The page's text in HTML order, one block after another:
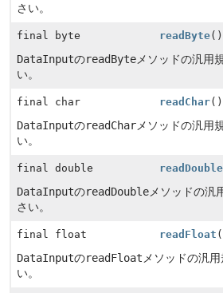
さい。
final byte readByte()
DataInputのreadByte メソッドの汎用
い。
final char readChar()
DataInputのreadChar メソッドの汎用
い。
final double readDouble
DataInputのreadDouble メソッドの汎
さい。
final float readFloat
DataInputのreadFloat メソッドの汎
い。